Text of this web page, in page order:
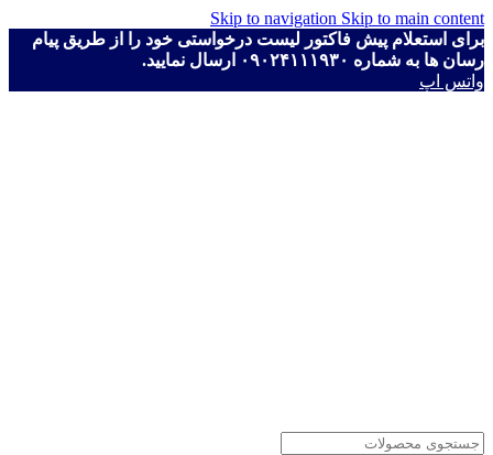
Skip to navigation Skip to main content
برای استعلام پیش فاکتور لیست درخواستی خود را از طریق پیام
رسان ها به شماره ۰۹۰۲۴۱۱۱۹۳۰ ارسال نمایید.
واتس اپ